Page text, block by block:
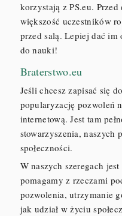
korzystają z PS.eu.
większość uczestników
przed salą. Lepiej dać im
do nauki!
Braterstwo.eu
Jeśli chcesz zapisać się do
popularyzację pozwoleń
internetową. Jest tam
stowarzyszenia, naszych
społeczności.
W naszych szeregach
pomagamy z rzeczami
pozwolenia, utrzymanie
jak udział w życiu